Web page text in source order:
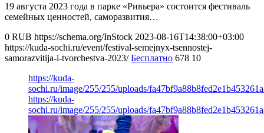
19 августа 2023 года в парке «Ривьера» состоится фестиваль
семейных ценностей, саморазвития…
0 RUB https://schema.org/InStock 2023-08-16T14:38:00+03:00
https://kuda-sochi.ru/event/festival-semejnyx-tsennostej-
samorazvitija-i-tvorchestva-2023/ Бесплатно 678 10
https://kuda-
sochi.ru/image/255/255/uploads/
https://kuda-
sochi.ru/image/255/255/uploads/